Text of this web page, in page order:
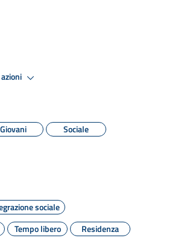
Giovani
Sociale
sociale
Tempo libero Residenza